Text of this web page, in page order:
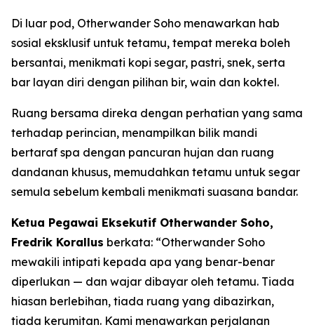
Di luar pod, Otherwander Soho menawarkan hab
sosial eksklusif untuk tetamu, tempat mereka boleh
bersantai, menikmati kopi segar, pastri, snek, serta
bar layan diri dengan pilihan bir, wain dan koktel.
Ruang bersama direka dengan perhatian yang sama
terhadap perincian, menampilkan bilik mandi
bertaraf spa dengan pancuran hujan dan ruang
dandanan khusus, memudahkan tetamu untuk segar
semula sebelum kembali menikmati suasana bandar.
Ketua Pegawai Eksekutif Otherwander Soho,
Fredrik Korallus berkata: “Otherwander Soho
mewakili intipati kepada apa yang benar-benar
diperlukan — dan wajar dibayar oleh tetamu. Tiada
hiasan berlebihan, tiada ruang yang dibazirkan,
tiada kerumitan. Kami menawarkan perjalanan